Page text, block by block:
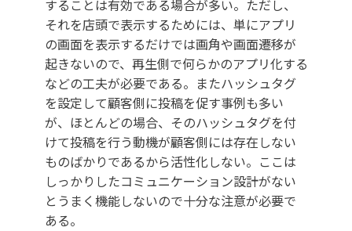
することは有効である場合が多い。ただし、
それを店頭で表示するためには、単にアプリ
の画面を表示するだけでは画角や画面遷移が
起きないので、再生側で何らかのアプリ化する
などの工夫が必要である。またハッシュタグ
を設定して顧客側に投稿を促す事例も多い
が、ほとんどの場合、そのハッシュタグを付
けて投稿を行う動機が顧客側には存在しない
ものばかりであるから活性化しない。ここは
しっかりしたコミュニケーション設計がない
とうまく機能しないので十分な注意が必要で
ある。